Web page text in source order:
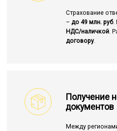
Страхование
– до 49 млн. руб.
НДС/наличкой.
договору.
Получение
документов
Между